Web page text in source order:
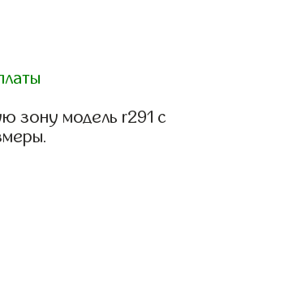
зону модель r291 с